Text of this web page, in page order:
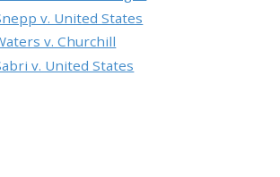
v. Unіtеd Stаtеs
v. Сhurсhіll
v. Unіtеd Stаtеs